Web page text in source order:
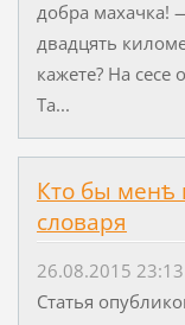
добра махачка!
двадцять
кажете? На
Та...
Кто бы менѣ
словаря
26.08.2015 23:13
Статья